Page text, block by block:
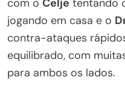
jogando em casa e o
contra-ataques
equilibrado, com
para ambos os lados.